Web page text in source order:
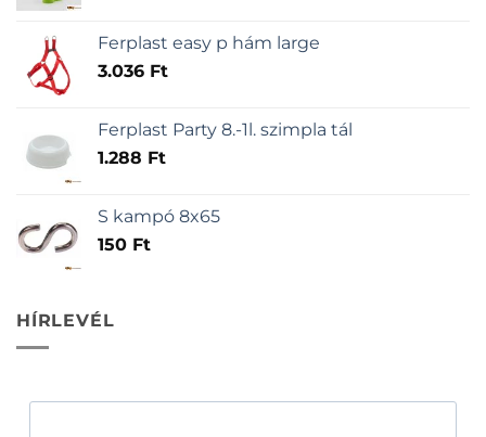
Ferplast easy p hám large
3.036 Ft
Ferplast Party 8.-1l. szimpla tál
1.288 Ft
S kampó 8x65
150 Ft
HÍRLEVÉL